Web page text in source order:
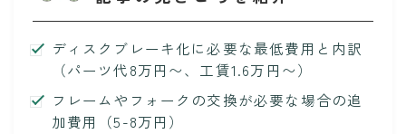
ディスクブレーキ化に必要な最低費用と内訳
（パーツ代8万円〜、工賃1.6万円〜）
フレームやフォークの交換が必要な場合の追
加費用（5-8万円）